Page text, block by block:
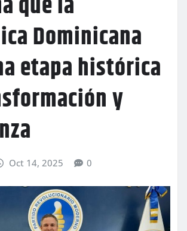
Dominicana
etapa histórica
y
Oct 14, 2025 0